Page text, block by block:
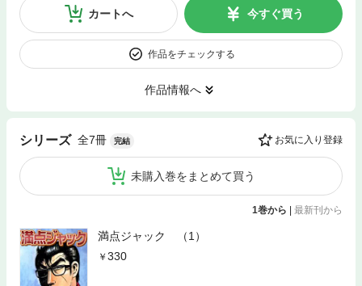
カートへ 今すぐ買う
作品をチェックする
作品情報へ
シリーズ 全7冊 完結 お気に入り登録
未購入巻をまとめて買う
1巻から 最新刊から
満点ジャック （1）
330